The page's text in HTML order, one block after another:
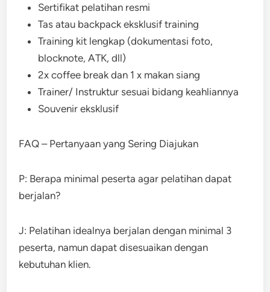
Sertifikat pelatihan resmi
Tas atau backpack eksklusif training
Training kit lengkap (dokumentasi foto,
blocknote, ATK, dll)
2x coffee break dan 1 x makan siang
Trainer/ Instruktur sesuai bidang keahliannya
Souvenir eksklusif
FAQ – Pertanyaan yang Sering Diajukan
P: Berapa minimal peserta agar pelatihan dapat
berjalan?
J: Pelatihan idealnya berjalan dengan minimal 3
peserta, namun dapat disesuaikan dengan
kebutuhan klien.